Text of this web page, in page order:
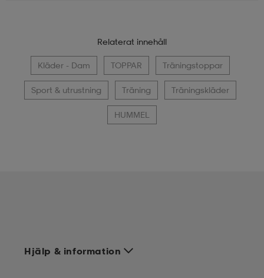
Relaterat innehåll
Kläder - Dam TOPPAR Träningstoppar
Sport & utrustning Träning Träningskläder
HUMMEL
Hjälp & information